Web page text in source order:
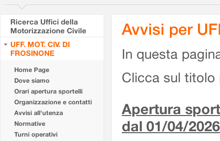
Ricerca Uffici della
Motorizzazione Civile
UFF. MOT. CIV. DI
FROSINONE
Home Page
Dove siamo
Orari apertura sportelli
Organizzazione e contatti
Avvisi all'utenza
Normative
Turni operativi
Avvisi per
In questa
Clicca sul titolo
Apertura
dal 01/04/2026